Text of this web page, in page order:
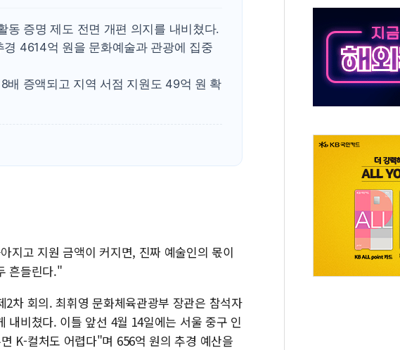
구미 폐염산처리업체서 불 2시간30여분만에 진화...외국인 노동자 숨져
해군과 함께하는 '불금전파, 송정' 시즌2
강원도 폭염특보 11일째…온열질환·가축 피해 최소화 '총력 대응'
증명 제도 전면 개편 의지를 내비쳤다.
4614억 원을 문화예술과 관광에 집중
배 증액되고 지역 서점 지원도 49억 원 확
지고 지원 금액이 커지면, 진짜 예술인의 몫이
흔들린다."
차 회의. 최휘영 문화체육관광부 장관은 참석자
내비쳤다. 이틀 앞선 4월 14일에는 서울 중구 인
K-컬처도 어렵다"며 656억 원의 추경 예산을